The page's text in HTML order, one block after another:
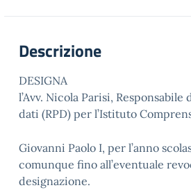
Descrizione
DESIGNA
l’Avv. Nicola Parisi,
dati (RPD) per l’Istituto
Giovanni Paolo I, per l’anno
comunque fino all’eventuale
designazione.